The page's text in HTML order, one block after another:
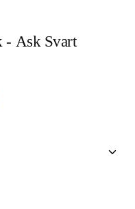
- Ask Svart